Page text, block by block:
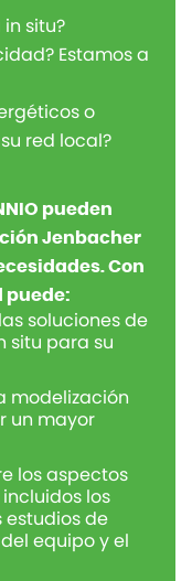
situ?
Estamos a
o
red local?
pueden
Jenbacher
Con
puede:
soluciones de
situ para su
modelización
un mayor
los aspectos
los
estudios de
equipo y el